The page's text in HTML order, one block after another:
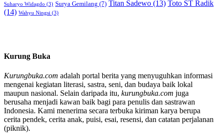
Suharyo Widagdo (3) Surya Gemilang (7) Titan Sadewo (13) Toto ST Radik
(14) Wahyu Ningsi (3)
Kurung Buka
Kurungbuka.com adalah portal berita yang menyuguhkan informasi
mengenai kegiatan literasi, sastra, seni, dan budaya baik lokal
maupun nasional. Selain daripada itu, kurungbuka.com juga
berusaha menjadi kawan baik bagi para penulis dan sastrawan
Indonesia. Kami menerima secara terbuka kiriman karya berupa
cerita pendek, cerita anak, puisi, esai, resensi, dan catatan perjalanan
(piknik).